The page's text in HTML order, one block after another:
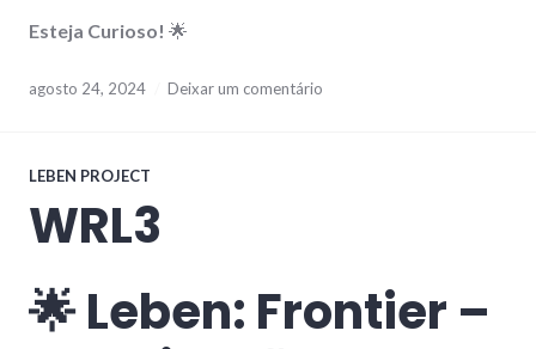
Esteja Curioso! 🌟
agosto 24, 2024 Deixar um comentário
LEBEN PROJECT
WRL3
🌟 Leben: Frontier –